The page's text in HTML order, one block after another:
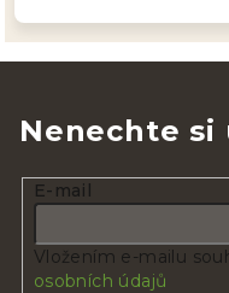
Nenechte
E-mail
Vložením e-mailu
osobních údajů